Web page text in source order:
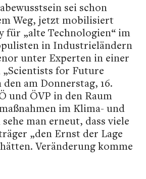
sei schon
Weg, jetzt mobilisiert
für „alte Technologien“ im
in Industrieländern
unter Experten in einer
for Future
am Donnerstag, 16.
und ÖVP in den Raum
im Klima- und
man erneut, dass viele
„den Ernst der Lage
Veränderung komme